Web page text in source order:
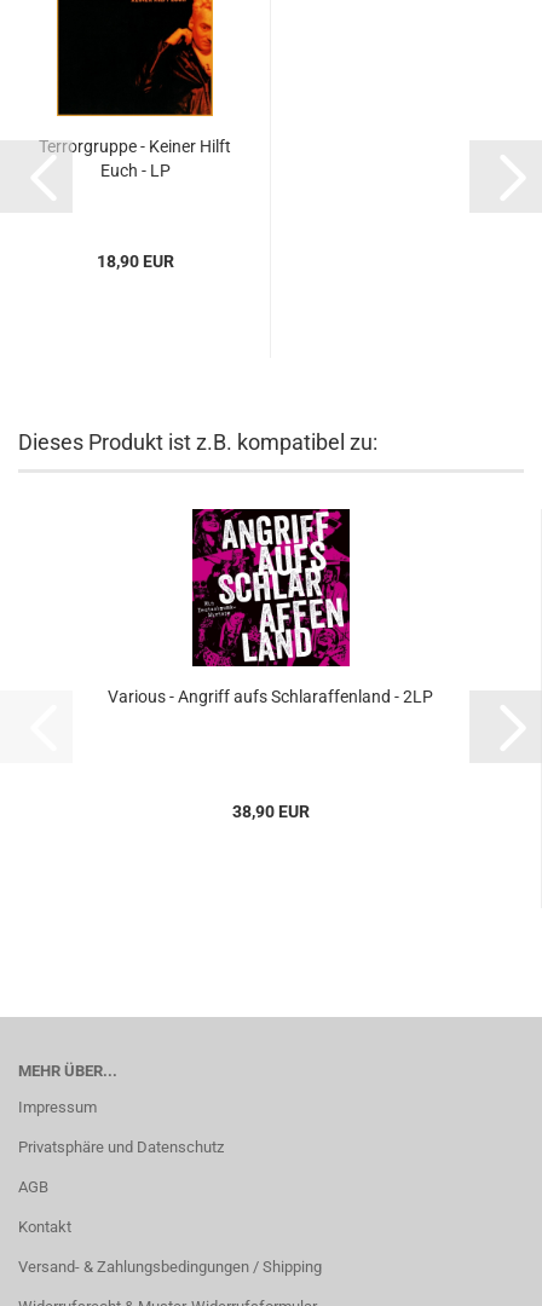
Terrorgruppe - Keiner Hilft
Euch - LP
18,90 EUR
Dieses Produkt ist z.B. kompatibel zu:
Various - Angriff aufs Schlaraffenland - 2LP
38,90 EUR
MEHR ÜBER...
Impressum
Privatsphäre und Datenschutz
AGB
Kontakt
Versand- & Zahlungsbedingungen / Shipping